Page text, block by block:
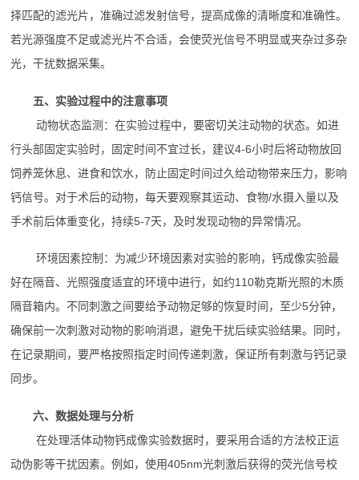
择匹配的滤光片，准确过滤发射信号，提高成像的清晰度和准确性。
若光源强度不足或滤光片不合适，会使荧光信号不明显或夹杂过多杂
光，干扰数据采集。
五、实验过程中的注意事项
动物状态监测：在实验过程中，要密切关注动物的状态。如进
行头部固定实验时，固定时间不宜过长，建议4-6小时后将动物放回
饲养笼休息、进食和饮水，防止固定时间过久给动物带来压力，影响
钙信号。对于术后的动物，每天要观察其运动、食物/水摄入量以及
手术前后体重变化，持续5-7天，及时发现动物的异常情况。
环境因素控制：为减少环境因素对实验的影响，钙成像实验最
好在隔音、光照强度适宜的环境中进行，如约110勒克斯光照的木质
隔音箱内。不同刺激之间要给予动物足够的恢复时间，至少5分钟，
确保前一次刺激对动物的影响消退，避免干扰后续实验结果。同时，
在记录期间，要严格按照指定时间传递刺激，保证所有刺激与钙记录
同步。
六、数据处理与分析
在处理活体动物钙成像实验数据时，要采用合适的方法校正运
动伪影等干扰因素。例如，使用405nm光刺激后获得的荧光信号校